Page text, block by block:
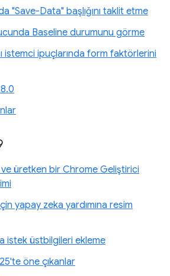
"Save-Data" başlığını taklit etme
Baseline durumunu görme
istemci ipuçlarında form faktörlerini
üretken bir Chrome Geliştirici
yapay zeka yardımına resim
istek üstbilgileri ekleme
öne çıkanlar